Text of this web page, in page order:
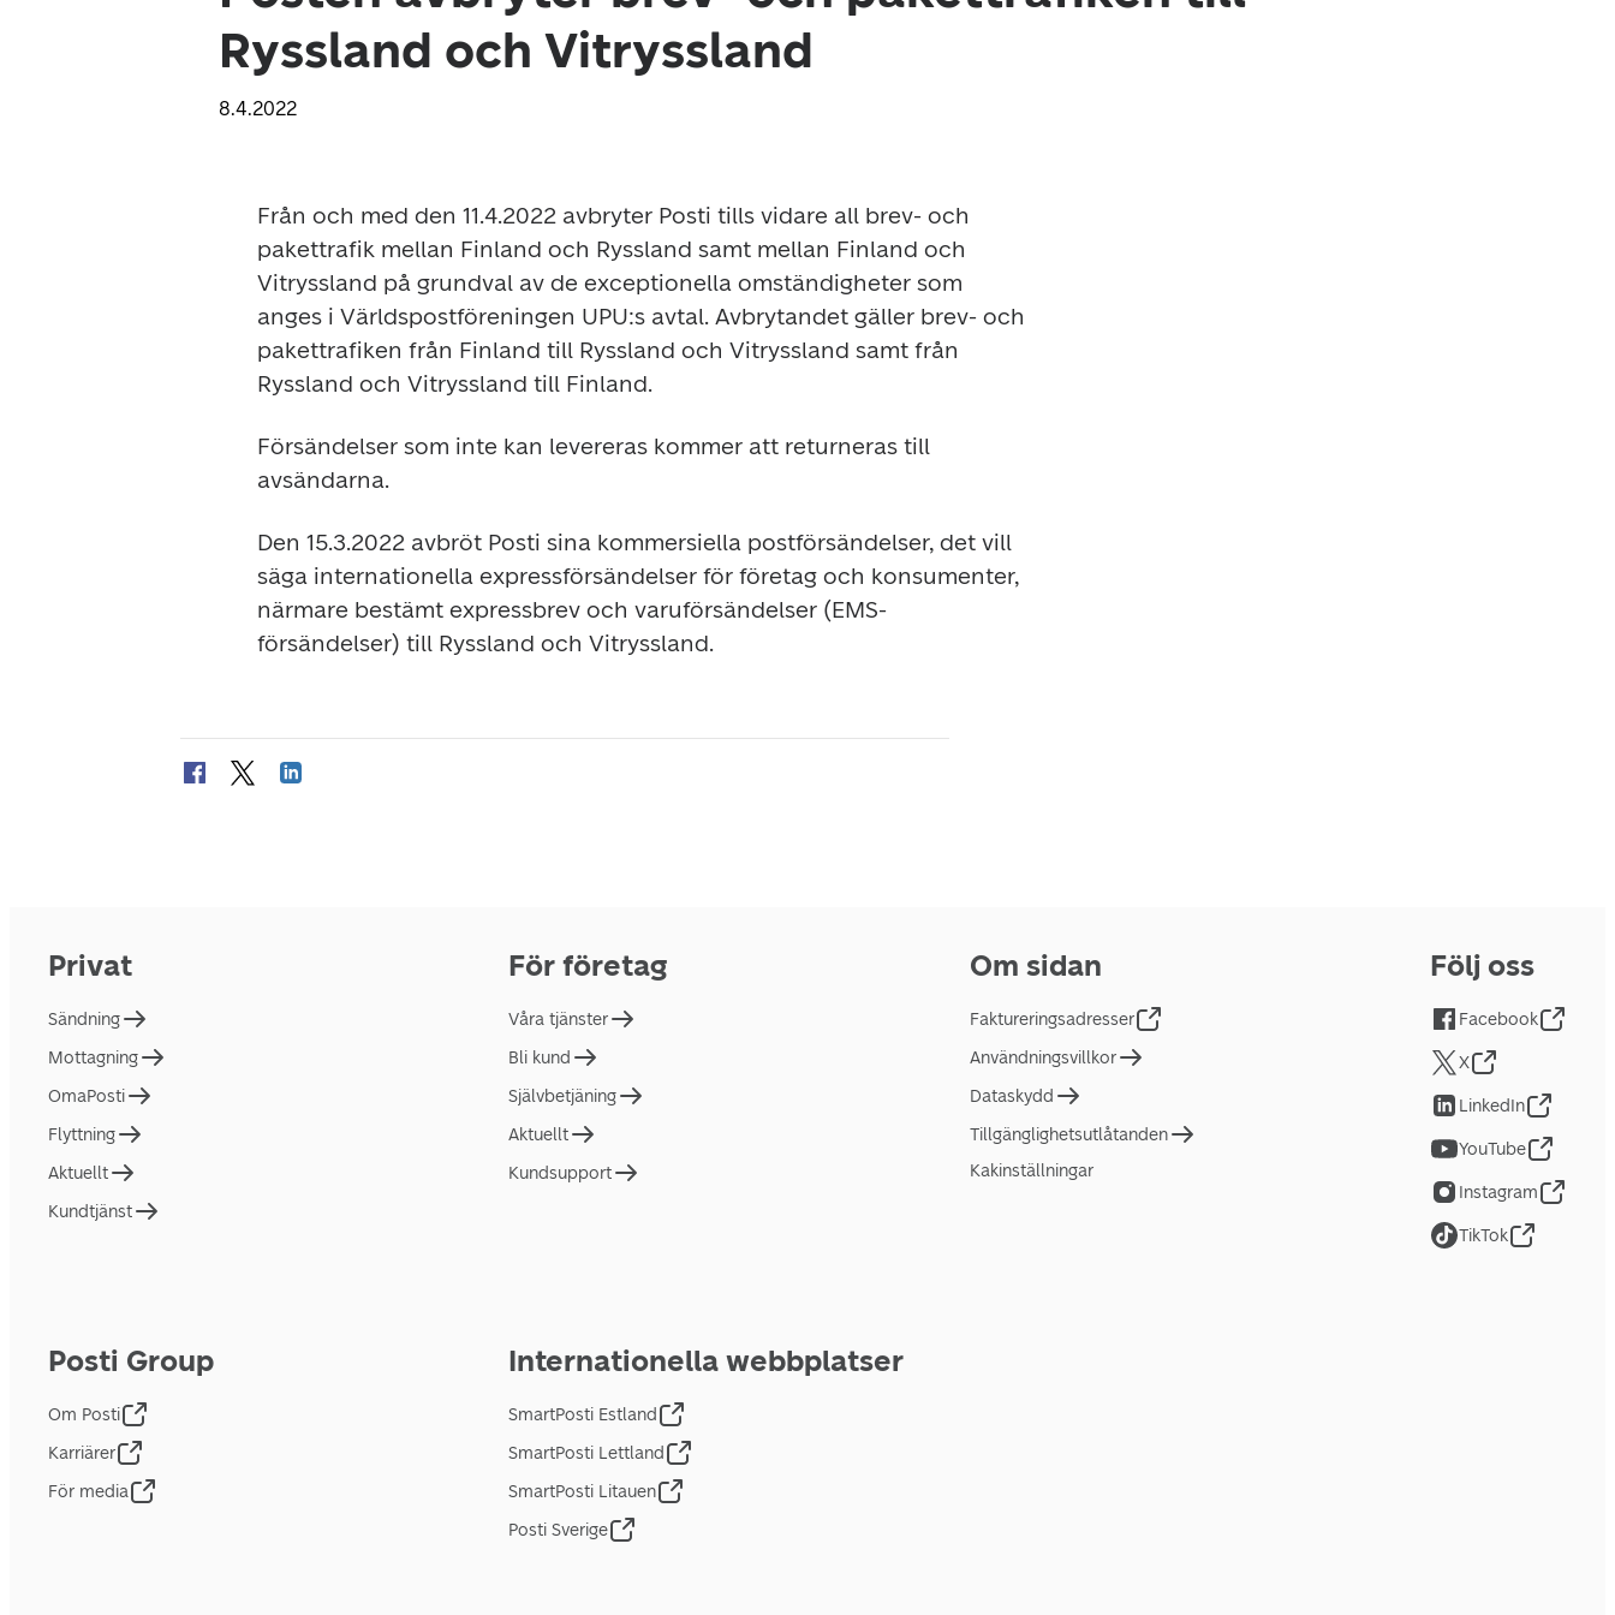
Ryssland och Vitryssland
8.4.2022
Från och med den 11.4.2022 avbryter Posti tills vidare all brev- och
pakettrafik mellan Finland och Ryssland samt mellan Finland och
Vitryssland på grundval av de exceptionella omständigheter som
anges i Världspostföreningen UPU:s avtal. Avbrytandet gäller brev- och
pakettrafiken från Finland till Ryssland och Vitryssland samt från
Ryssland och Vitryssland till Finland.
Försändelser som inte kan levereras kommer att returneras till
avsändarna.
Den 15.3.2022 avbröt Posti sina kommersiella postförsändelser, det vill
säga internationella expressförsändelser för företag och konsumenter,
närmare bestämt expressbrev och varuförsändelser (EMS-
försändelser) till Ryssland och Vitryssland.
Privat
Sändning
Mottagning
OmaPosti
Flyttning
Aktuellt
Kundtjänst
För företag
Våra tjänster
Bli kund
Självbetjäning
Aktuellt
Kundsupport
Om sidan
Faktureringsadresser
Användningsvillkor
Dataskydd
Tillgänglighetsutlåtanden
Kakinställningar
Posti Group
Om Posti
Karriärer
För media
Internationella webbplatser
SmartPosti Estland
SmartPosti Lettland
SmartPosti Litauen
Posti Sverige
Följ oss
Facebook
X
LinkedIn
YouTube
Instagram
TikTok